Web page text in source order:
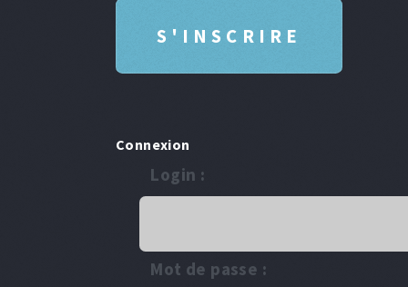
Connexion
Login :
Mot de passe :